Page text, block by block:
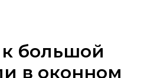
большой
в оконном